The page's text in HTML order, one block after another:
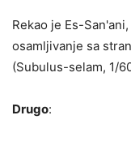
Rekao je Es-
osamljivanje sa
(Subulus-selam, 1/
Drugo: